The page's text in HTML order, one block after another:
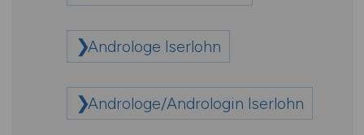
Androloge Iserlohn
Androloge/Andrologin Iserlohn